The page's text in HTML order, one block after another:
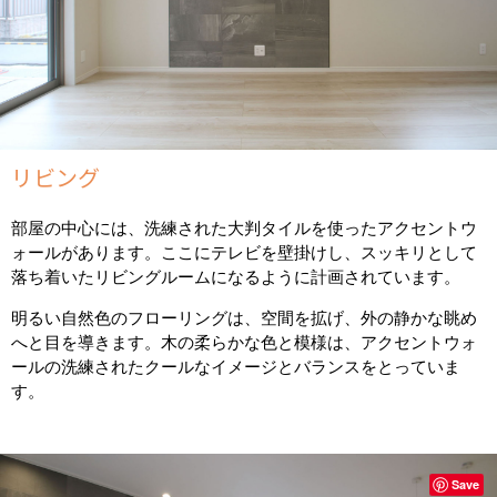
リビング
部屋の中心には、洗練された大判タイルを使ったアクセントウ
ォールがあります。ここにテレビを壁掛けし、スッキリとして
落ち着いたリビングルームになるように計画されています。
明るい自然色のフローリングは、空間を拡げ、外の静かな眺め
へと目を導きます。木の柔らかな色と模様は、アクセントウォ
ールの洗練されたクールなイメージとバランスをとっていま
す。
Save